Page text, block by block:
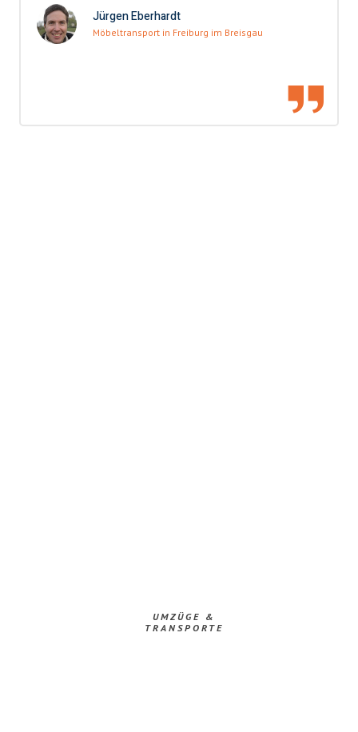
Jürgen Eberhardt
Möbeltransport in Freiburg im Breisgau
UMZÜGE &
TRANSPORTE